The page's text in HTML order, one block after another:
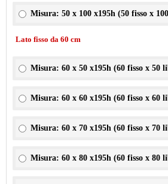
Misura: 50 x 100 x195h (50 fisso x
Lato fisso da 60 cm
Misura: 60 x 50 x195h (60 fisso x 50
Misura: 60 x 60 x195h (60 fisso x 60
Misura: 60 x 70 x195h (60 fisso x 70
Misura: 60 x 80 x195h (60 fisso x 80